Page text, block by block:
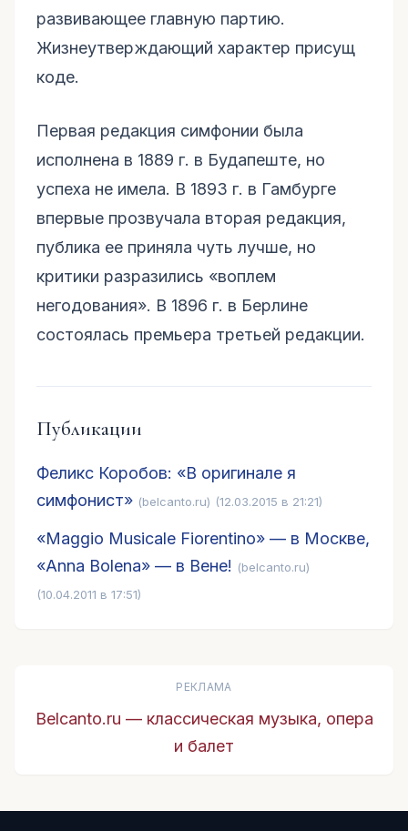
развивающее главную партию.
Жизнеутверждающий характер присущ
коде.
Первая редакция симфонии была
исполнена в 1889 г. в Будапеште, но
успеха не имела. В 1893 г. в Гамбурге
впервые прозвучала вторая редакция,
публика ее приняла чуть лучше, но
критики разразились «воплем
негодования». В 1896 г. в Берлине
состоялась премьера третьей редакции.
Публикации
Феликс Коробов: «В оригинале я
симфонист» (belcanto.ru) (12.03.2015 в 21:21)
«Maggio Musicale Fiorentino» — в Москве,
«Anna Bolena» — в Вене! (belcanto.ru)
(10.04.2011 в 17:51)
РЕКЛАМА
Belcanto.ru — классическая музыка, опера
и балет